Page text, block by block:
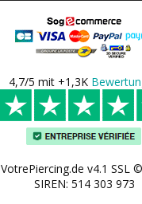
4,7/5 mit +1,3K
VotrePiercing.de v4.1 SSL
SIREN: 514 303 973